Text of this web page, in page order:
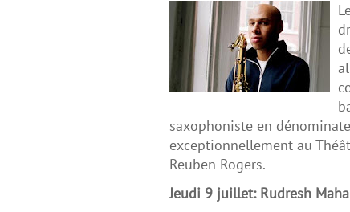
saxophoniste en
exceptionnellement au
Reuben Rogers.
Jeudi 9 juillet: Rudresh